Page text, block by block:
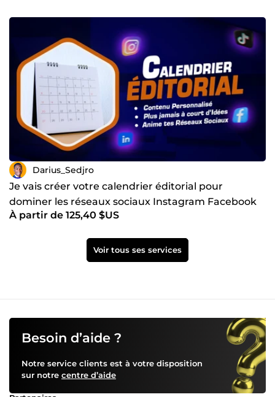
Darius_Sedjro
Je vais créer votre calendrier éditorial pour
dominer les réseaux sociaux Instagram Facebook
LinkedIn TikTok
À partir de 125,40 $US
Voir tous ses services
Besoin d’aide ?
Notre service clients est à votre disposition
sur notre centre d’aide